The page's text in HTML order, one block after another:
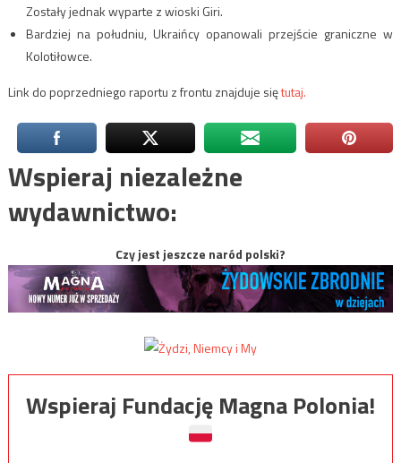
Zostały jednak wyparte z wioski Giri.
Bardziej na południu, Ukraińcy opanowali przejście graniczne w
Kolotiłowce.
Link do poprzedniego raportu z frontu znajduje siętutaj.
Wspieraj niezależne
wydawnictwo:
Czy jest jeszcze naród polski?
Wspieraj Fundację Magna Polonia!